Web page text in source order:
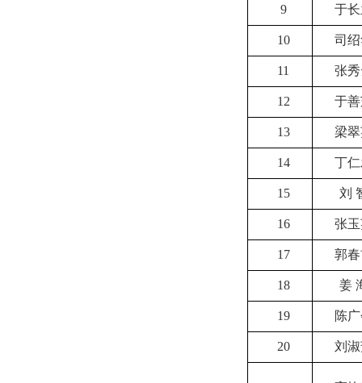
9 于
10 司
11 张
12 于
13 梁
14 丁
15 刘
16 张
17 郭
18 姜
19 陈
20 刘